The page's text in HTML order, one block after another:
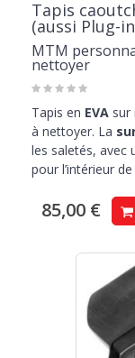
Tapis
(aussi Plug-
MTM
nettoyer
Tapis en EVA sur
à nettoyer. La
les saletés, avec
pour l’intérieur
85,00 €